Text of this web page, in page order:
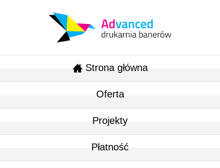
Strona główna
Oferta
Projekty
Płatność